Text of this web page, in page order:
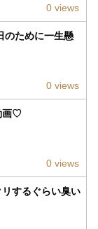
0 views
のために一生懸
0 views
画♡
0 views
するぐらい臭い